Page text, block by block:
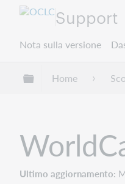
Support
Nota sulla versione
Espandi/
Home
Ultimo aggiornamento